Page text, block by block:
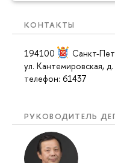
КОНТАКТЫ
194100 Санкт-
ул. Кантемировская,
телефон: 61437
РУКОВОДИТЕЛЬ